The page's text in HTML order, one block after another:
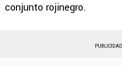
conjunto rojinegro.
PUBLICIDAD